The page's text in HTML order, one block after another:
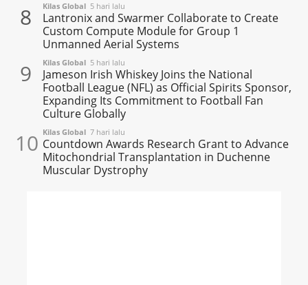
8 Kilas Global 5 hari lalu
Lantronix and Swarmer Collaborate to Create
Custom Compute Module for Group 1
Unmanned Aerial Systems
9 Kilas Global 5 hari lalu
Jameson Irish Whiskey Joins the National
Football League (NFL) as Official Spirits Sponsor,
Expanding Its Commitment to Football Fan
Culture Globally
10 Kilas Global 7 hari lalu
Countdown Awards Research Grant to Advance
Mitochondrial Transplantation in Duchenne
Muscular Dystrophy